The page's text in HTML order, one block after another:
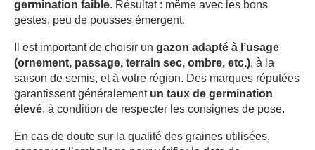
germination faible. Résultat : même avec les bons
gestes, peu de pousses émergent.
Il est important de choisir un gazon adapté à l’usage
(ornement, passage, terrain sec, ombre, etc.), à la
saison de semis, et à votre région. Des marques réputées
garantissent généralement un taux de germination
élevé, à condition de respecter les consignes de pose.
En cas de doute sur la qualité des graines utilisées,